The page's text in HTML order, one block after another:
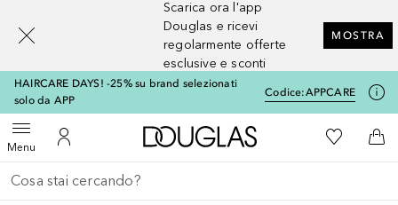
Scarica ora l'app
Douglas e ricevi
regolarmente offerte
esclusive e sconti
MOSTRA
HAIRCARE DAYS! -25% su brand selezionati
solo da APP
Codice:APPCARE
MenuApri menuAl Mio Account
A Douglas HomeAlla Mia
Al
Torna indietro
Esegui ricerca
[navigation.slideout.screenreader]